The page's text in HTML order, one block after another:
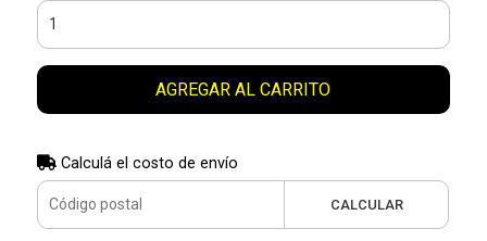
AGREGAR AL CARRITO
Calculá el costo de envío
CALCULAR